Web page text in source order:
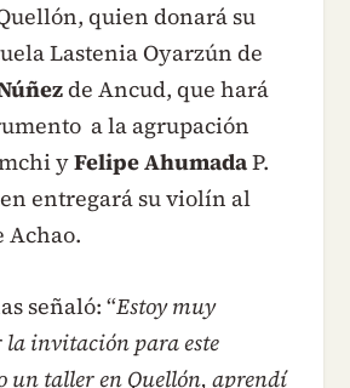
quien donará su
Lastenia Oyarzún de
de Ancud, que hará
a la agrupación
yFelipe AhumadaP.
entregará su violín al
Achao.
señaló: “Estoy muy
la invitación para este
un taller en Quellón, aprendí